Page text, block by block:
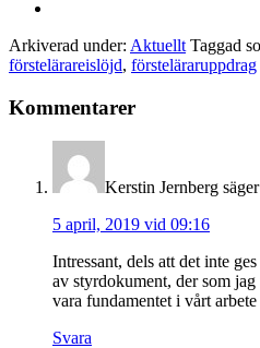
Arkiverad under: Aktuellt Taggad
förstelärareislöjd, försteläraruppdrag
Kommentarer
Kerstin Jernberg säger
5 april, 2019 vid 09:16
Intressant, dels att det inte
av styrdokument, der som
vara fundamentet i vårt
Svara